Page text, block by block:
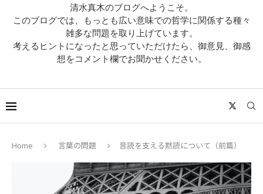
清水真木のブログへようこそ。
このブログでは、もっとも広い意味での哲学に関係する種々
雑多な問題を取り上げています。
考えるヒントになったと思っていただけたら、御意見、御感
想をコメント欄でお聞かせください。
Home 言葉の問題 音読を支える黙読について（前篇）